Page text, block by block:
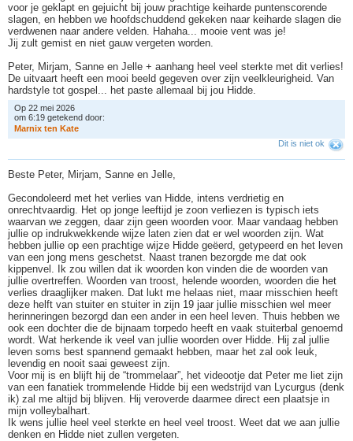
voor je geklapt en gejuicht bij jouw prachtige keiharde puntenscorende
slagen, en hebben we hoofdschuddend gekeken naar keiharde slagen die
verdwenen naar andere velden. Hahaha... mooie vent was je!
Jij zult gemist en niet gauw vergeten worden.
Peter, Mirjam, Sanne en Jelle + aanhang heel veel sterkte met dit verlies!
De uitvaart heeft een mooi beeld gegeven over zijn veelkleurigheid. Van
hardstyle tot gospel... het paste allemaal bij jou Hidde.
Op 22 mei 2026
om 6:19 getekend door:
Marnix ten Kate
Dit is niet ok
Beste Peter, Mirjam, Sanne en Jelle,
Gecondoleerd met het verlies van Hidde, intens verdrietig en
onrechtvaardig. Het op jonge leeftijd je zoon verliezen is typisch iets
waarvan we zeggen, daar zijn geen woorden voor. Maar vandaag hebben
jullie op indrukwekkende wijze laten zien dat er wel woorden zijn. Wat
hebben jullie op een prachtige wijze Hidde geëerd, getypeerd en het leven
van een jong mens geschetst. Naast tranen bezorgde me dat ook
kippenvel. Ik zou willen dat ik woorden kon vinden die de woorden van
jullie overtreffen. Woorden van troost, helende woorden, woorden die het
verlies draaglijker maken. Dat lukt me helaas niet, maar misschien heeft
deze helft van stuiter en stuiter in zijn 19 jaar jullie misschien wel meer
herinneringen bezorgd dan een ander in een heel leven. Thuis hebben we
ook een dochter die de bijnaam torpedo heeft en vaak stuiterbal genoemd
wordt. Wat herkende ik veel van jullie woorden over Hidde. Hij zal jullie
leven soms best spannend gemaakt hebben, maar het zal ook leuk,
levendig en nooit saai geweest zijn.
Voor mij is en blijft hij de “trommelaar”, het videootje dat Peter me liet zijn
van een fanatiek trommelende Hidde bij een wedstrijd van Lycurgus (denk
ik) zal me altijd bij blijven. Hij veroverde daarmee direct een plaatsje in
mijn volleybalhart.
Ik wens jullie heel veel sterkte en heel veel troost. Weet dat we aan jullie
denken en Hidde niet zullen vergeten.